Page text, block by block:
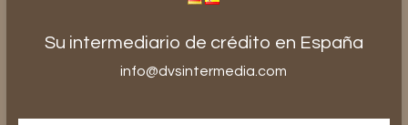
Su intermediario de crédito en España
info@dvsintermedia.com